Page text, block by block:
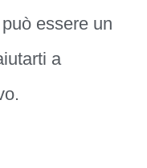
essere un
a